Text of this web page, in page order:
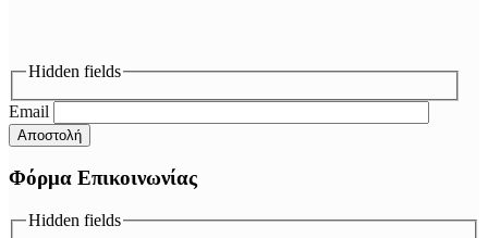
Hidden fields
Email
Φόρμα Επικοινωνίας
Hidden fields